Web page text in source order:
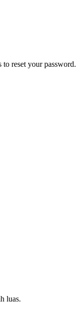
to reset your password.
luas.